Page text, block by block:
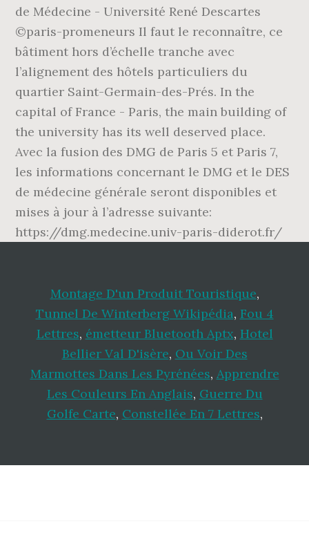
de Médecine - Université René Descartes
©paris-promeneurs Il faut le reconnaître, ce
bâtiment hors d’échelle tranche avec
l’alignement des hôtels particuliers du
quartier Saint-Germain-des-Prés. In the
capital of France - Paris, the main building of
the university has its well deserved place.
Avec la fusion des DMG de Paris 5 et Paris 7,
les informations concernant le DMG et le DES
de médecine générale seront disponibles et
mises à jour à l’adresse suivante:
https://dmg.medecine.univ-paris-diderot.fr/
Montage D'un Produit Touristique,
Tunnel De Winterberg Wikipédia, Fou 4
Lettres, émetteur Bluetooth Aptx, Hotel
Bellier Val D'isère, Ou Voir Des
Marmottes Dans Les Pyrénées, Apprendre
Les Couleurs En Anglais, Guerre Du
Golfe Carte, Constellée En 7 Lettres,